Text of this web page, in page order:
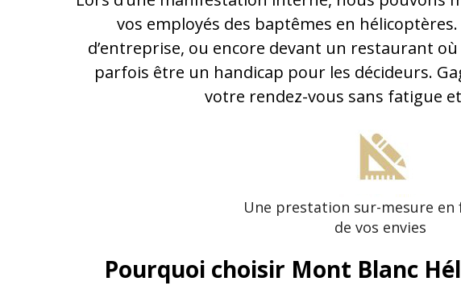
vos employés des baptêmes en
d’entreprise, ou encore devant un restaurant
parfois être un handicap pour les décideurs.
votre rendez-vous sans fatigue
Une prestation sur-mesure en
de vos envies
Pourquoi choisir Mont Blanc